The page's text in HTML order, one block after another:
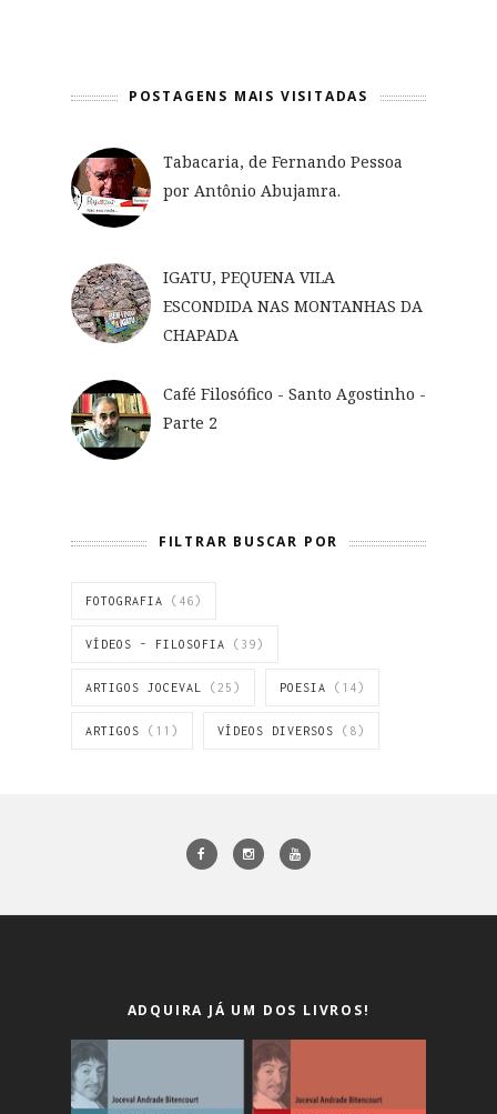
POSTAGENS MAIS VISITADAS
Tabacaria, de Fernando Pessoa
por Antônio Abujamra.
IGATU, PEQUENA VILA
ESCONDIDA NAS MONTANHAS DA
CHAPADA
Café Filosófico - Santo Agostinho -
Parte 2
FILTRAR BUSCAR POR
FOTOGRAFIA (46)
VÍDEOS - FILOSOFIA (39)
ARTIGOS JOCEVAL (25) POESIA (14)
ARTIGOS (11) VÍDEOS DIVERSOS (8)
ADQUIRA JÁ UM DOS LIVROS!